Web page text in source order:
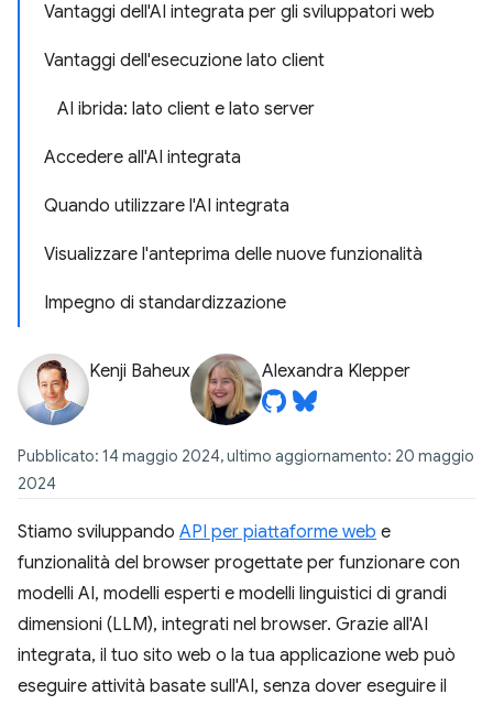
Vantaggi dell'AI integrata per gli sviluppatori web
Vantaggi dell'esecuzione lato client
AI ibrida: lato client e lato server
Accedere all'AI integrata
Quando utilizzare l'AI integrata
Visualizzare l'anteprima delle nuove funzionalità
Impegno di standardizzazione
Kenji Baheux Alexandra Klepper
Pubblicato: 14 maggio 2024, ultimo aggiornamento: 20 maggio
2024
Stiamo sviluppando API per piattaforme web e
funzionalità del browser progettate per funzionare con
modelli AI, modelli esperti e modelli linguistici di grandi
dimensioni (LLM), integrati nel browser. Grazie all'AI
integrata, il tuo sito web o la tua applicazione web può
eseguire attività basate sull'AI, senza dover eseguire il